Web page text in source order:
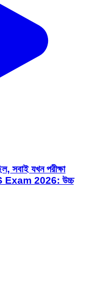
যখন পরীক্ষা